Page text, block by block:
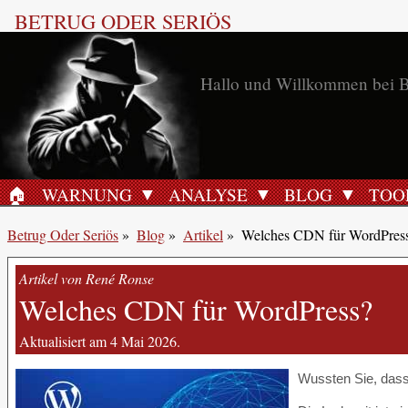
BETRUG ODER SERIÖS
Hallo und Willkommen bei
STARTSEITE
🏠︎ WARNUNG ANALYSE BLOG
Betrug Oder Seriös» Blog» Artikel» Welches CDN für
Artikel von René Ronse
Welches CDN für WordPress?
Aktualisiert am 4 Mai 2026.
Wussten Sie,